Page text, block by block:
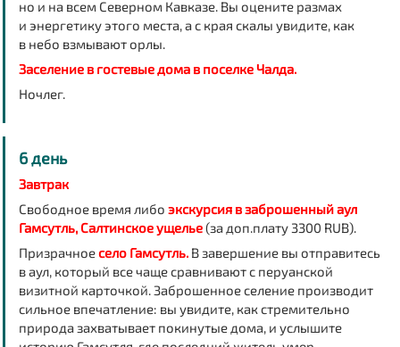
но и на всем Северном Кавказе. Вы оцените размах
и энергетику этого места, а с края скалы увидите, как
в небо взмывают орлы.
Заселение в гостевые дома в поселке Чалда.
Ночлег.
6 день
Завтрак
Свободное время либо экскурсия в заброшенный аул
Гамсутль, Салтинское ущелье(за доп.плату 3300 RUB).
Призрачноесело Гамсутль.В завершение вы отправитесь
в аул, который все чаще сравнивают с перуанской
визитной карточкой. Заброшенное селение производит
сильное впечатление: вы увидите, как стремительно
природа захватывает покинутые дома, и услышите